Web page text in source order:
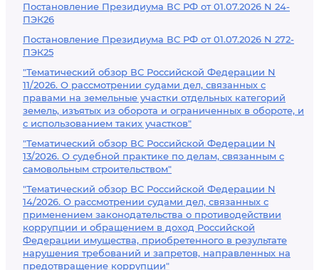
Постановление Президиума ВС РФ от 01.07.2026 N 24-
ПЭК26
Постановление Президиума ВС РФ от 01.07.2026 N 272-
ПЭК25
"Тематический обзор ВС Российской Федерации N
11/2026. О рассмотрении судами дел, связанных с
правами на земельные участки отдельных категорий
земель, изъятых из оборота и ограниченных в обороте, и
с использованием таких участков"
"Тематический обзор ВС Российской Федерации N
13/2026. О судебной практике по делам, связанным с
самовольным строительством"
"Тематический обзор ВС Российской Федерации N
14/2026. О рассмотрении судами дел, связанных с
применением законодательства о противодействии
коррупции и обращением в доход Российской
Федерации имущества, приобретенного в результате
нарушения требований и запретов, направленных на
предотвращение коррупции"